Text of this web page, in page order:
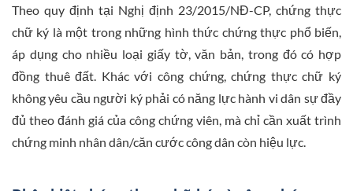
Theo quy định tại Nghị định 23/2015/NĐ-CP, chứng thực
chữ ký là một trong những hình thức chứng thực phổ biến,
áp dụng cho nhiều loại giấy tờ, văn bản, trong đó có hợp
đồng thuê đất. Khác với công chứng, chứng thực chữ ký
không yêu cầu người ký phải có năng lực hành vi dân sự đầy
đủ theo đánh giá của công chứng viên, mà chỉ cần xuất trình
chứng minh nhân dân/căn cước công dân còn hiệu lực.